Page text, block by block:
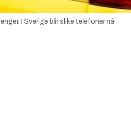
I Sverige blir slike telefoner nå